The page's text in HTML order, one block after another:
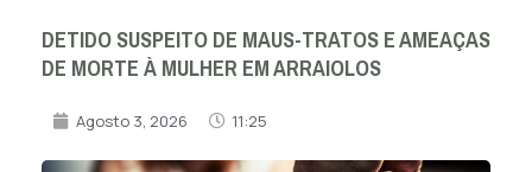
DETIDO SUSPEITO DE MAUS-TRATOS E AMEAÇAS
DE MORTE À MULHER EM ARRAIOLOS
Agosto 3, 2026 11:25